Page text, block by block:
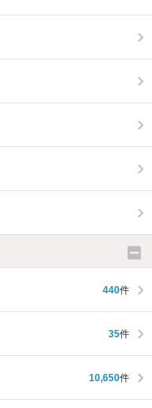
440件
35件
10,650件